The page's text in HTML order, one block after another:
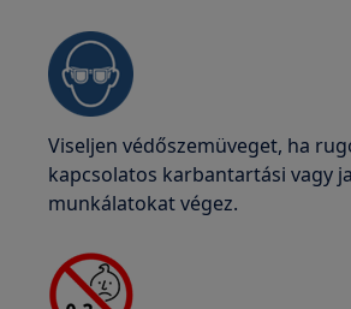
Viseljen védőszemüveget, ha
kapcsolatos karbantartási vagy
munkálatokat végez.